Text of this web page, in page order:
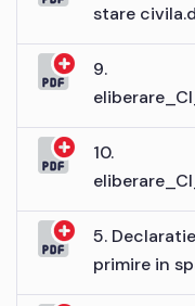
stare
9.
10.
5.
primire in